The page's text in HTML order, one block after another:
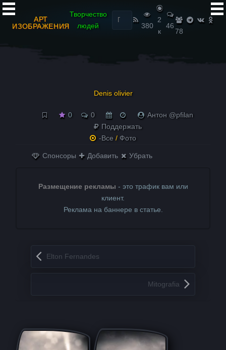
АРТ
ИЗОБРАЖЕНИЯ
Творчество
людей
Найти:
380
2
к
46
78
Denis olivier
0 0
Антон @pfilan
Поддержать
-Все / Фото
Спонсоры Добавить Убрать
Размещение рекламы - это трафик вам или
клиент.
Реклама на баннере в статье.
Запись навигация
Elton Fernandes
Mitografia